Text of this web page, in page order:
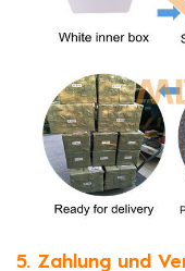
5. Zahlung und